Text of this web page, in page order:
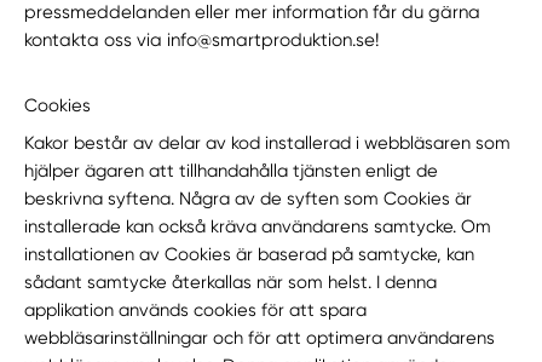
pressmeddelanden eller mer information får du gärna
kontakta oss via info@smartproduktion.se!
Cookies
Kakor består av delar av kod installerad i webbläsaren som
hjälper ägaren att tillhandahålla tjänsten enligt de
beskrivna syftena. Några av de syften som Cookies är
installerade kan också kräva användarens samtycke. Om
installationen av Cookies är baserad på samtycke, kan
sådant samtycke återkallas när som helst. I denna
applikation används cookies för att spara
webbläsarinställningar och för att optimera användarens